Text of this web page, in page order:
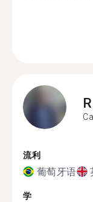
流利
葡萄牙语
学